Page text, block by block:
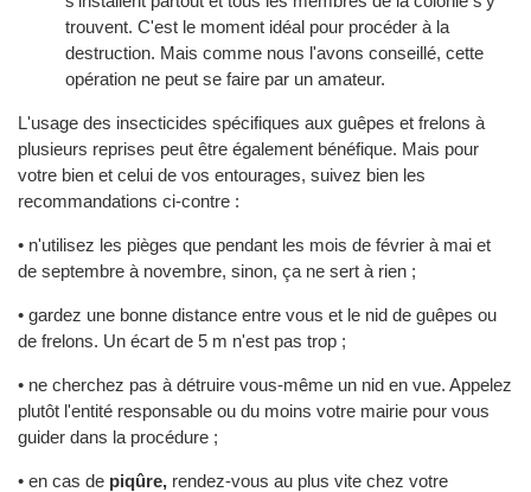
trouvent. C'est le moment idéal pour procéder à la
destruction. Mais comme nous l'avons conseillé, cette
opération ne peut se faire par un amateur.
L'usage des insecticides spécifiques aux guêpes et frelons à
plusieurs reprises peut être également bénéfique. Mais pour
votre bien et celui de vos entourages, suivez bien les
recommandations ci-contre :
• n'utilisez les pièges que pendant les mois de février à mai et
de septembre à novembre, sinon, ça ne sert à rien ;
• gardez une bonne distance entre vous et le nid de guêpes ou
de frelons. Un écart de 5 m n'est pas trop ;
• ne cherchez pas à détruire vous-même un nid en vue. Appelez
plutôt l'entité responsable ou du moins votre mairie pour vous
guider dans la procédure ;
• en cas de piqûre, rendez-vous au plus vite chez votre